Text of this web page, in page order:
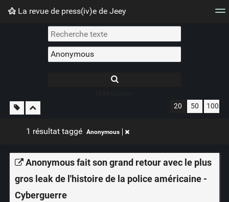
La revue de press(iv)e de Jeey
Nuage de tags Mur d'images
20 50 100
1 résultat taggé Anonymous
Anonymous fait son grand retour avec le plus
gros leak de l'histoire de la police américaine -
Cyberguerre